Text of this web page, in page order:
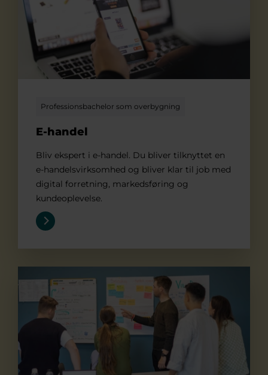
Professionsbachelor som overbygning
E-handel
Bliv ekspert i e-handel. Du bliver tilknyttet en
e-handelsvirksomhed og bliver klar til job med
digital forretning, markedsføring og
kundeoplevelse.